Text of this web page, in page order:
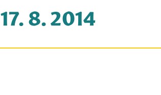
17. 8. 2014